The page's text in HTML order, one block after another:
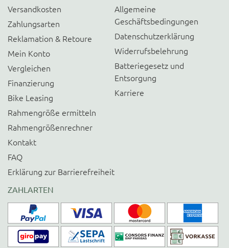
Versandkosten
Zahlungsarten
Reklamation & Retoure
Mein Konto
Vergleichen
Finanzierung
Bike Leasing
Rahmengröße ermitteln
Rahmengrößenrechner
Kontakt
FAQ
Erklärung zur Barrierefreiheit
Allgemeine
Geschäftsbedingungen
Datenschutzerklärung
Widerrufsbelehrung
Batteriegesetz und
Entsorgung
Karriere
ZAHLARTEN